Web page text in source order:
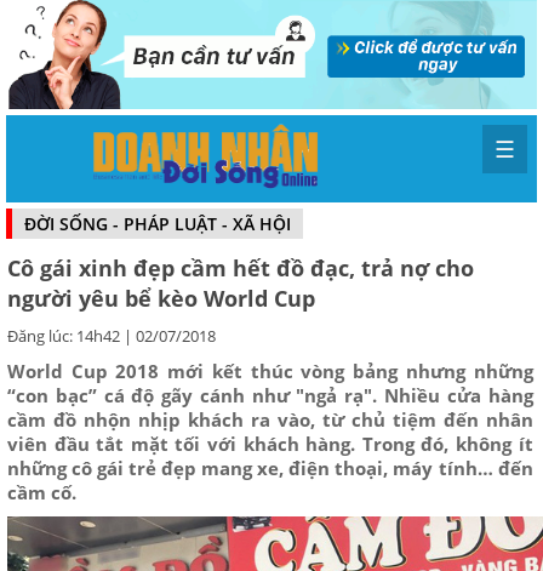
☰
ĐỜI SỐNG - PHÁP LUẬT - XÃ HỘI
Cô gái xinh đẹp cầm hết đồ đạc, trả nợ cho
người yêu bể kèo World Cup
Đăng lúc: 14h42 | 02/07/2018
World Cup 2018 mới kết thúc vòng bảng nhưng những
“con bạc” cá độ gãy cánh như "ngả rạ". Nhiều cửa hàng
cầm đồ nhộn nhịp khách ra vào, từ chủ tiệm đến nhân
viên đầu tắt mặt tối với khách hàng. Trong đó, không ít
những cô gái trẻ đẹp mang xe, điện thoại, máy tính… đến
cầm cố.